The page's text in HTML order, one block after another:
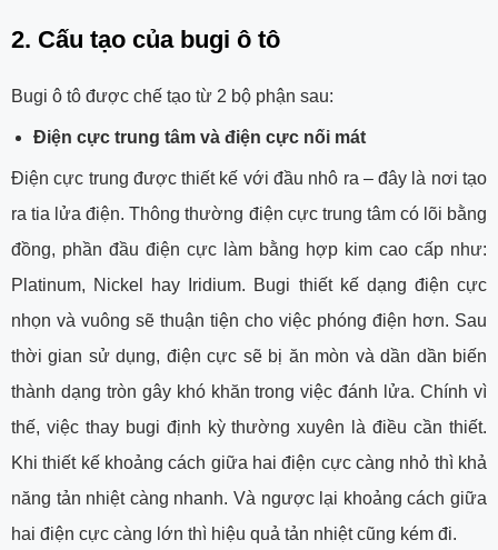
2. Cấu tạo của bugi ô tô
Bugi ô tô được chế tạo từ 2 bộ phận sau:
Điện cực trung tâm và điện cực nối mát
Điện cực trung được thiết kế với đầu nhô ra – đây là nơi tạo
ra tia lửa điện. Thông thường điện cực trung tâm có lõi bằng
đồng, phần đầu điện cực làm bằng hợp kim cao cấp như:
Platinum, Nickel hay Iridium. Bugi thiết kế dạng điện cực
nhọn và vuông sẽ thuận tiện cho việc phóng điện hơn. Sau
thời gian sử dụng, điện cực sẽ bị ăn mòn và dần dần biến
thành dạng tròn gây khó khăn trong việc đánh lửa. Chính vì
thế, việc thay bugi định kỳ thường xuyên là điều cần thiết.
Khi thiết kế khoảng cách giữa hai điện cực càng nhỏ thì khả
năng tản nhiệt càng nhanh. Và ngược lại khoảng cách giữa
hai điện cực càng lớn thì hiệu quả tản nhiệt cũng kém đi.